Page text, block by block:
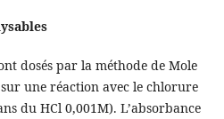
dosés par la méthode de Mole
une réaction avec le chlorure
du HCl 0,001M). L’absorbance